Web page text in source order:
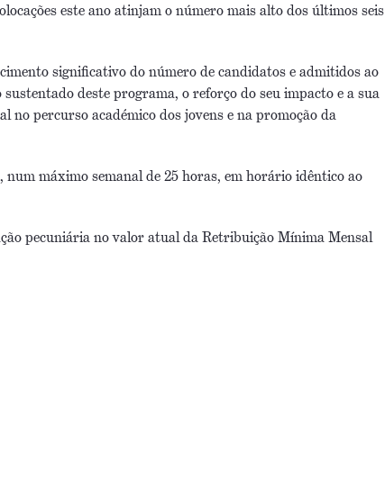
este ano atinjam o número mais alto dos últimos seis
significativo do número de candidatos e admitidos ao
deste programa, o reforço do seu impacto e a sua
no percurso académico dos jovens e na promoção da
num máximo semanal de 25 horas, em horário idêntico ao
pecuniária no valor atual da Retribuição Mínima Mensal